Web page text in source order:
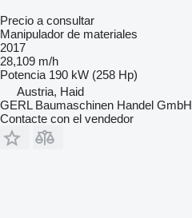
Precio a consultar
Manipulador de materiales
2017
28,109 m/h
Potencia 190 kW (258 Hp)
Austria, Haid
GERL Baumaschinen Handel GmbH
Contacte con el vendedor